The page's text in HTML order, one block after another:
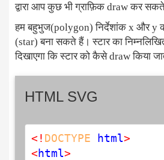
द्वारा आप कुछ भी ग्राफ़िक draw कर
हम बहुभुज(polygon) निर्देशांक x और y
(star) बना सकते हैं। स्टार का
दिखाएगा कि स्टार को कैसे draw किया
HTML SVG
< ! DOCTYPE html>
<html>